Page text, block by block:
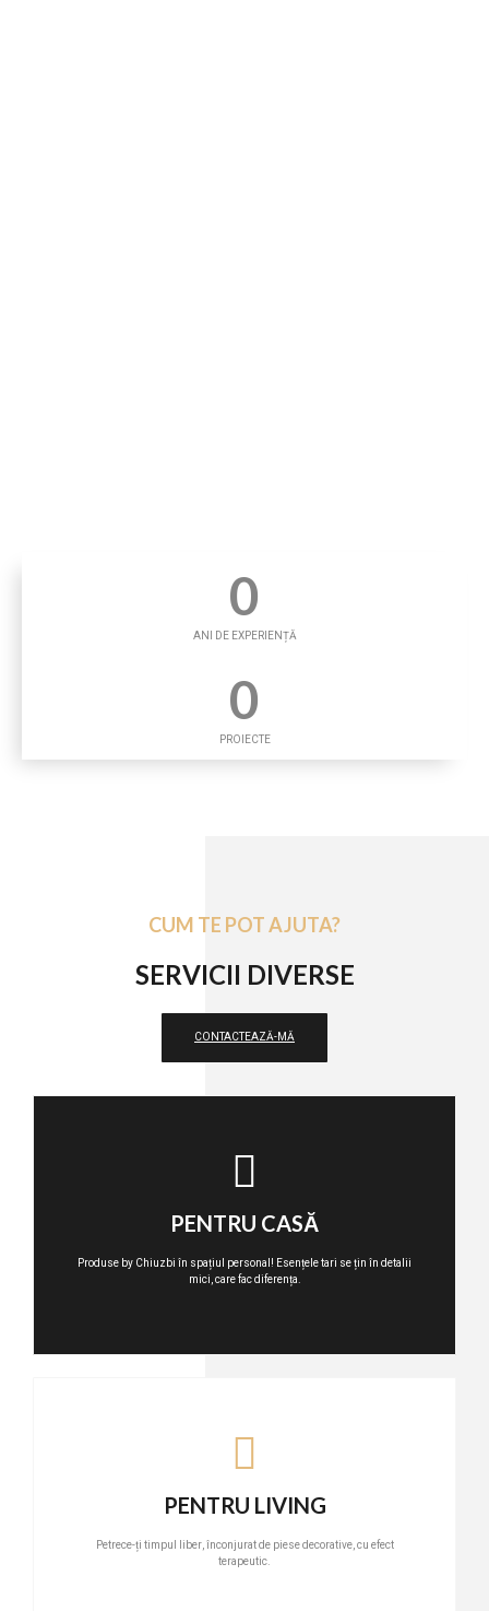
0
ANI DE EXPERIENȚĂ
0
PROIECTE
PENTRU CASĂ
Produse by Chiuzbi în spațiul personal! Esențele tari se țin în detalii
mici, care fac diferența.
PENTRU LIVING
Petrece-ți timpul liber, înconjurat de piese decorative, cu efect
terapeutic.
CUM TE POT AJUTA?
SERVICII DIVERSE
CONTACTEAZĂ-MĂ